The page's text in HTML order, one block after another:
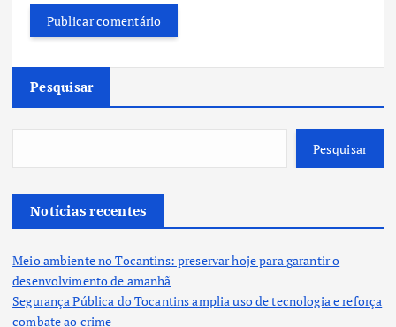
Pesquisar
Pesquisar
Notícias recentes
Meio ambiente no Tocantins: preservar hoje para garantir o
desenvolvimento de amanhã
Segurança Pública do Tocantins amplia uso de tecnologia e reforça
combate ao crime